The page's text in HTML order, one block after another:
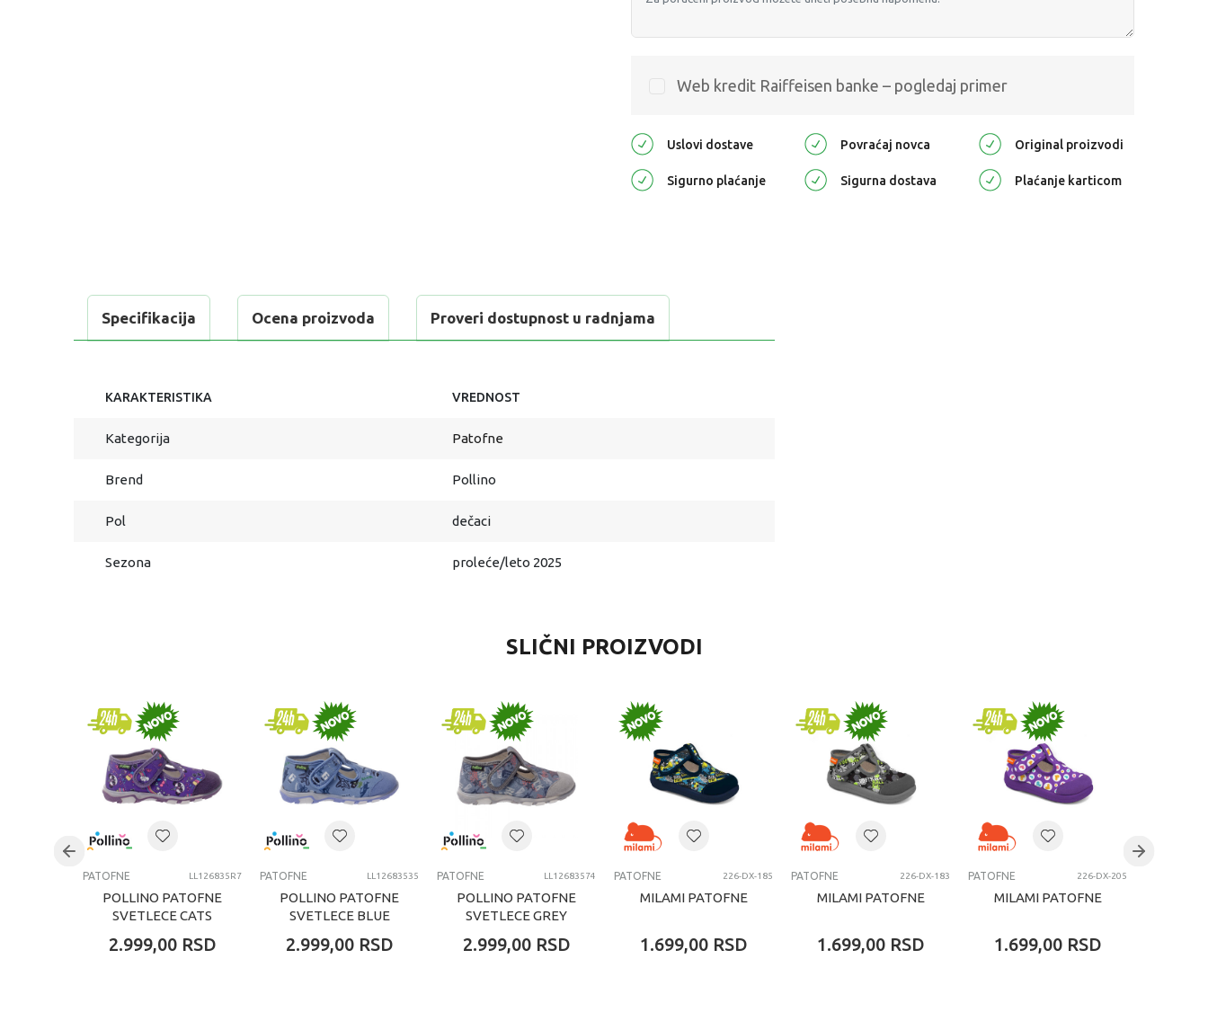
Web kredit Raiffeisen banke – pogledaj primer
Uslovi dostave Povraćaj novca Original proizvodi
Sigurno plaćanje Sigurna dostava Plaćanje karticom
Specifikacija Ocena proizvoda Proveri dostupnost u radnjama
KARAKTERISTIKA VREDNOST
Kategorija Patofne
Brend Pollino
Pol dečaci
Sezona proleće/leto 2025
SLIČNI PROIZVODI
PATOFNE LL126835R7
POLLINO PATOFNE
SVETLECE CATS
2.999,00 RSD
PATOFNE LL12683535
POLLINO PATOFNE
SVETLECE BLUE
2.999,00 RSD
PATOFNE LL12683574
POLLINO PATOFNE
SVETLECE GREY
2.999,00 RSD
PATOFNE 226-DX-185
MILAMI PATOFNE
1.699,00 RSD
PATOFNE 226-DX-183
MILAMI PATOFNE
1.699,00 RSD
PATOFNE 226-DX-205
MILAMI PATOFNE
1.699,00 RSD